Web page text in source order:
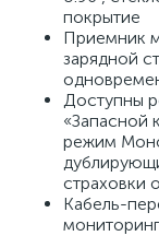
покрытие
Приемник
зарядной
Доступны
«Запасной
режим
страховки
Кабель-